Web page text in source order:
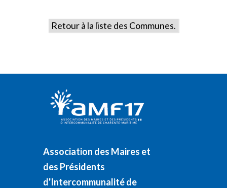
Retour à la liste des Communes.
Association des Maires et
des Présidents
d'Intercommunalité de